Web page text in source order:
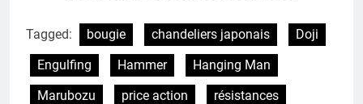
Tagged: bougie chandeliers japonais
Doji
Engulfing
Hammer
Hanging Man
Marubozu
price action
résistances